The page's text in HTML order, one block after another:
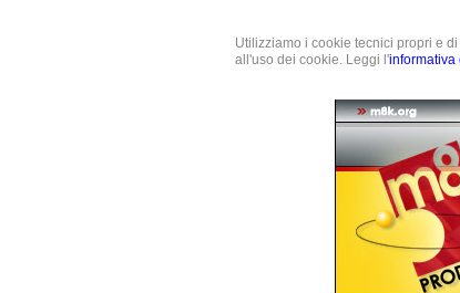
Utilizziamo i cookie tecnici propri e
all'uso dei cookie. Leggi l'informativa